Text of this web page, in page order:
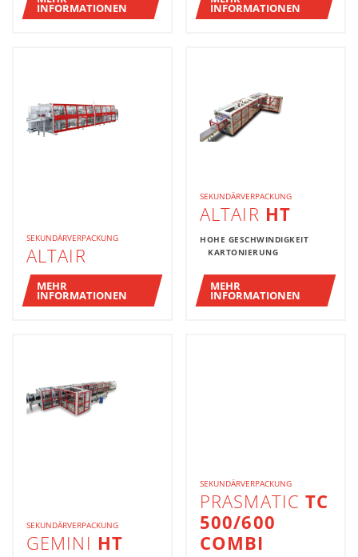
INFORMATIONEN INFORMATIONEN
SEKUNDÄRVERPACKUNG
ALTAIR
MEHR
INFORMATIONEN
SEKUNDÄRVERPACKUNG
ALTAIR HT
HOHE GESCHWINDIGKEIT
KARTONIERUNG
MEHR
INFORMATIONEN
SEKUNDÄRVERPACKUNG
GEMINI HT
SEKUNDÄRVERPACKUNG
PRASMATICTC
500/600
COMBI